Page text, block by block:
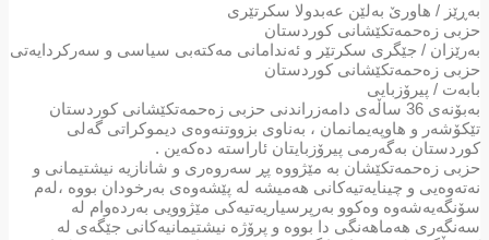
به‌ڕێز / هاورێ‌ به‌لێن عه‌بدولا سكرتێری
حزبی زه‌حمه‌تكێشانی كوردستان
به‌رێزان / جێگری سكرتێر و ئه‌ندامانی مه‌كته‌بی سیاسی و سه‌ركردایه‌تی
حزبی زه‌حمه‌تكێشانی كوردستان
بابه‌ت / پیرۆزبایی
به‌بۆنه‌ی 36 ساڵه‌ی دامه‌زراندنی حزبی زه‌حمه‌تكێشانی كوردستان
تێكۆشه‌ر و هاوپه‌یمانمان ، به‌ناوی بزووتنه‌وه‌ی دیموكراتی گه‌لی
كوردستان به‌گه‌رمی پیرۆزبایتان ئاراسته‌ ده‌كه‌ین .
حزبی زه‌حمه‌تكێشان به‌ مێژووه‌ پڕ سه‌روه‌ری و شانازیه‌ نیشتیمانی و
نه‌ته‌وه‌یی و چینایه‌تیه‌كانی هه‌میشه‌ له‌ پێشه‌وه‌ی به‌رخودان بووه‌ ،له‌م
سۆنگه‌یه‌شه‌وه‌ وه‌كوو به‌رپرسیاریه‌تیه‌كی مێژوویی به‌رده‌وام له‌
سه‌نگه‌ری هه‌ماهه‌نگی دا بووه‌ و پرۆژه‌ نیشتیمانیه‌كانی جێگه‌ی له‌